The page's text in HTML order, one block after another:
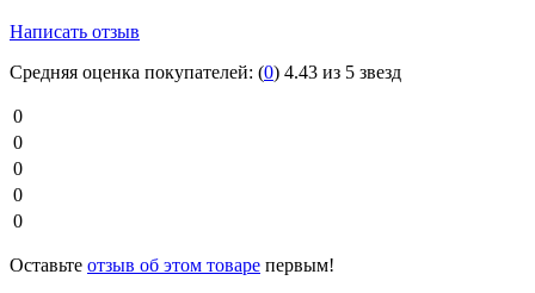
Написать отзыв
Средняя оценка покупателей: (0) 4.43 из 5 звезд
0
0
0
0
0
Оставьте отзыв об этом товаре первым!